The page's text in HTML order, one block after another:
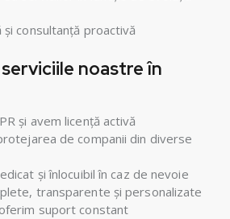
consultanță proactivă
noastre în
și avem licență activă
de companii din diverse
și înlocuibil în caz de nevoie
transparente și personalizate
suport constant